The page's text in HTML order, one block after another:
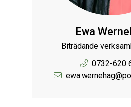
Ewa
Biträdande
0732-620